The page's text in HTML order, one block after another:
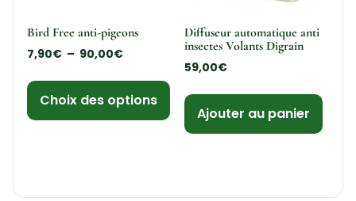
Bird Free anti-pigeons
7,90€ – 90,00€
Choix des options
Diffuseur automatique anti
insectes Volants Digrain
59,00€
Ajouter au panier